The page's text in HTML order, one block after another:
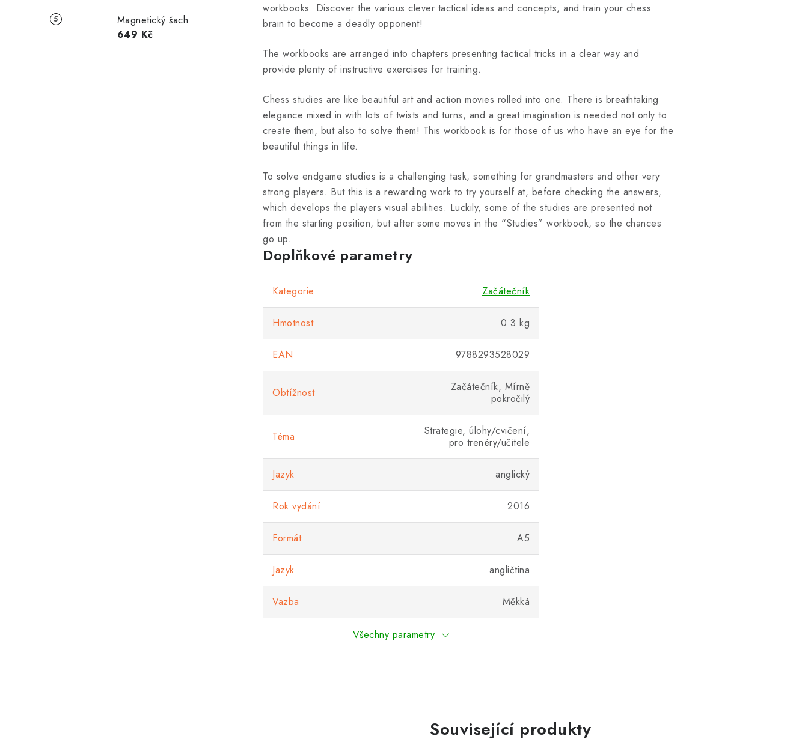
Magnetický šach
649 Kč
workbooks. Discover the various clever tactical ideas and concepts, and train your chess
brain to become a deadly opponent!
The workbooks are arranged into chapters presenting tactical tricks in a clear way and
provide plenty of instructive exercises for training.
Chess studies are like beautiful art and action movies rolled into one. There is breathtaking
elegance mixed in with lots of twists and turns, and a great imagination is needed not only to
create them, but also to solve them! This workbook is for those of us who have an eye for the
beautiful things in life.
To solve endgame studies is a challenging task, something for grandmasters and other very
strong players. But this is a rewarding work to try yourself at, before checking the answers,
which develops the players visual abilities. Luckily, some of the studies are presented not
from the starting position, but after some moves in the “Studies” workbook, so the chances
go up.
Doplňkové parametry
Kategorie Začátečník
Hmotnost 0.3 kg
EAN 9788293528029
Obtížnost
Začátečník, Mírně
pokročilý
Téma
Strategie, úlohy/cvičení,
pro trenéry/učitele
Jazyk anglický
Rok vydání 2016
Formát A5
Jazyk angličtina
Vazba Měkká
Všechny parametry
Související produkty